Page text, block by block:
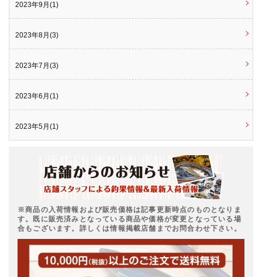
2023年9月(1)
2023年8月(3)
2023年7月(3)
2023年6月(1)
2023年5月(1)
※商品の入荷情報および販売価格は記事更新時点のものとなりま
す。既に販売済みとなっている商品や価格が変更となっている場
合もございます。詳しくは情報掲載店舗までお問合わせ下さい。